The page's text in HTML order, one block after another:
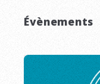
Évènements